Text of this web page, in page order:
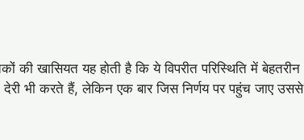
की खासियत यह होती है कि ये विपरीत परिस्थिति में बेहतरीन
भी करते हैं, लेकिन एक बार जिस निर्णय पर पहुंच जाए उससे